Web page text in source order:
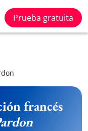
Prueba gratuita
francés